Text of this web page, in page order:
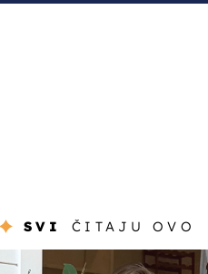
SVI ČITAJU OVO